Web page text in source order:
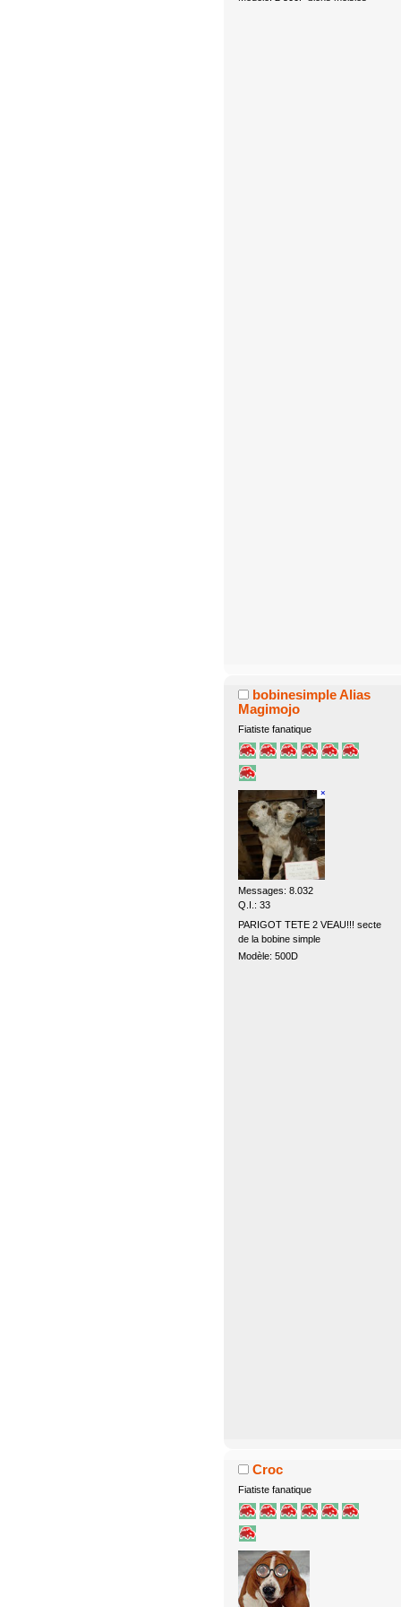
bobinesimple Alias
Magimojo
Fiatiste fanatique
Messages: 8.032
Q.I.: 33
PARIGOT TETE 2 VEAU!!! secte
de la bobine simple
Modèle: 500D
Croc
Fiatiste fanatique